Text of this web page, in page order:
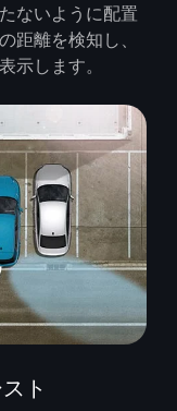
ないように配置
距離を検知し、
示します。
ト